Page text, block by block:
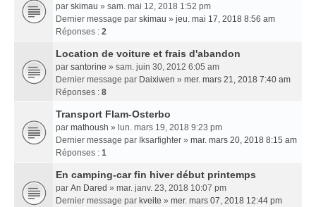
par skimau » sam. mai 12, 2018 1:52 pm
Dernier message par skimau » jeu. mai 17, 2018 8:56 am
Réponses : 2
Location de voiture et frais d'abandon
par santorine » sam. juin 30, 2012 6:05 am
Dernier message par Daixiwen » mer. mars 21, 2018 7:40 am
Réponses : 8
Transport Flam-Osterbo
par mathoush » lun. mars 19, 2018 9:23 pm
Dernier message par Iksarfighter » mar. mars 20, 2018 8:15 am
Réponses : 1
En camping-car fin hiver début printemps
par An Dared » mar. janv. 23, 2018 10:07 pm
Dernier message par kveite » mer. mars 07, 2018 12:44 pm